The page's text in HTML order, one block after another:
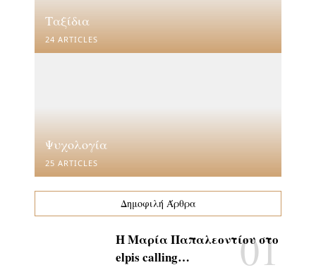
Ταξίδια
24 ARTICLES
Ψυχολογία
25 ARTICLES
Δημοφιλή Άρθρα
Η Μαρία Παπαλεοντίου στο
elpis calling…